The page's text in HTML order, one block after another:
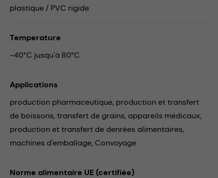
plastique / PVC rigide
Temperature
-40°C jusqu'à 80°C
Applications
production pharmaceutique, production et transfert
de boissons,transfert de grains, appareils médicaux,
production et transfert de denrées alimentaires,
machines d'emballage, Convoyage
Norme alimentaire UE (certifiée)